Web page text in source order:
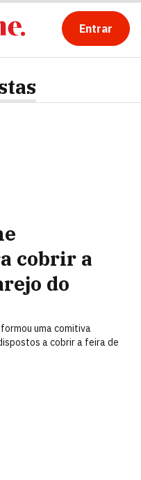
Entrar
cobrir a
do
uma comitiva
a cobrir a feira de